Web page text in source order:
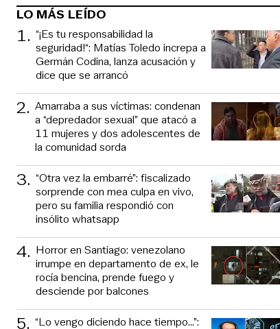
LO MÁS LEÍDO
1. “¡Es tu responsabilidad la
seguridad!“: Matías Toledo increpa a
Germán Codina, lanza acusación y
dice que se arrancó
2. Amarraba a sus víctimas: condenan
a “depredador sexual” que atacó a
11 mujeres y dos adolescentes de
la comunidad sorda
3. “Otra vez la embarré”: fiscalizado
sorprende con mea culpa en vivo,
pero su familia respondió con
insólito whatsapp
4. Horror en Santiago: venezolano
irrumpe en departamento de ex, le
rocía bencina, prende fuego y
desciende por balcones
5. “Lo vengo diciendo hace tiempo...”: